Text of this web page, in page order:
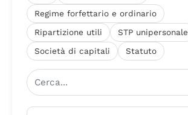
Regime forfettario e ordinario
Ripartizione utili
STP unipersonale
Società di capitali
Statuto